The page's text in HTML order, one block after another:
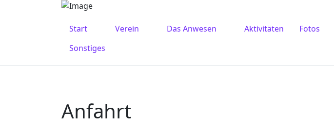
Start Verein Das Anwesen Aktivitäten Fotos
Sonstiges
Anfahrt